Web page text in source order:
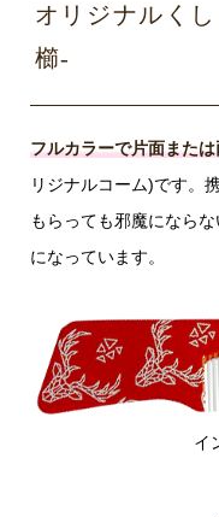
オリジナルく
櫛-
フルカラーで片面または
リジナルコーム)です。
もらっても邪魔になら
になっています。
イ